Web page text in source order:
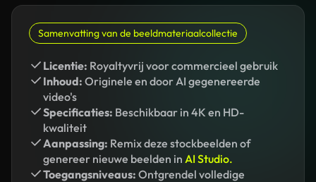
Samenvatting van de beeldmateriaalcollectie
Licentie: Royaltyvrij voor commercieel gebruik
Inhoud: Originele en door AI gegenereerde
video's
Specificaties: Beschikbaar in 4K en HD-
kwaliteit
Aanpassing: Remix deze stockbeelden of
genereer nieuwe beelden in AI Studio.
Toegangsniveaus: Ontgrendel volledige